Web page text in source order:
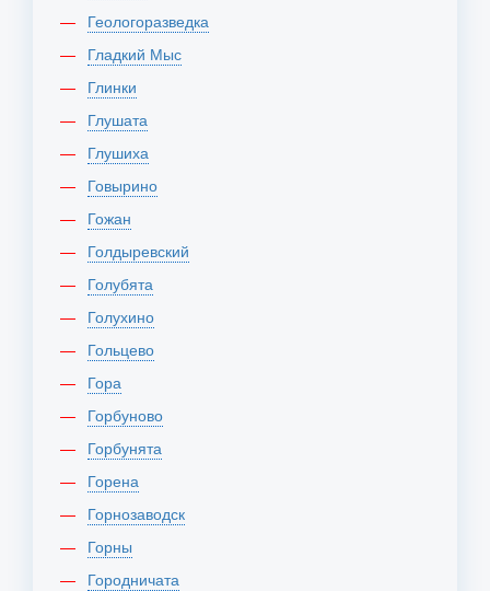
Геологоразведка
Гладкий Мыс
Глинки
Глушата
Глушиха
Говырино
Гожан
Голдыревский
Голубята
Голухино
Гольцево
Гора
Горбуново
Горбунята
Горена
Горнозаводск
Горны
Городничата